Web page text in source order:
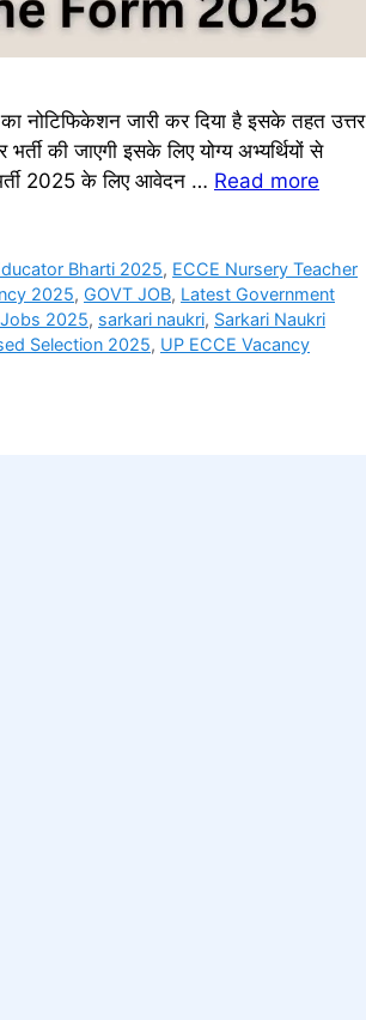
नोटिफिकेशन जारी कर दिया है इसके तहत उत्तर
भर्ती की जाएगी इसके लिए योग्य अभ्यर्थियों से
2025 के लिए आवेदन … Read more
Bharti 2025, ECCE Nursery Teacher
2025, GOVT JOB, Latest Government
Jobs 2025, sarkari naukri, Sarkari Naukri
Selection 2025, UP ECCE Vacancy